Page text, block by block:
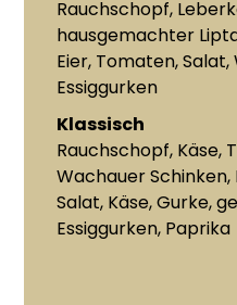
Rauchschopf,
hausgemachter
Eier, Tomaten,
Essiggurken
Klassisch
Rauchschopf, Käse,
Wachauer
Salat, Käse, Gurke,
Essiggurken, Paprika